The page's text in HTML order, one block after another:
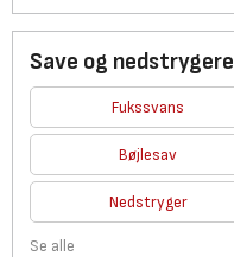
Save og nedstrygere
Fukssvans
Bøjlesav
Nedstryger
Se alle